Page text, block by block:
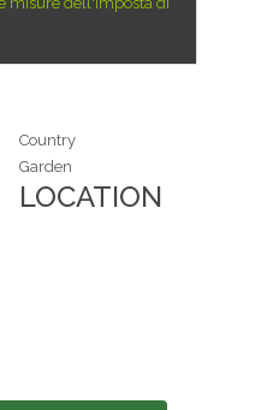
Country
Garden
LOCATION